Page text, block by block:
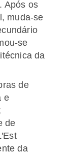
Após os
muda-se
se
da
de
e
de
da